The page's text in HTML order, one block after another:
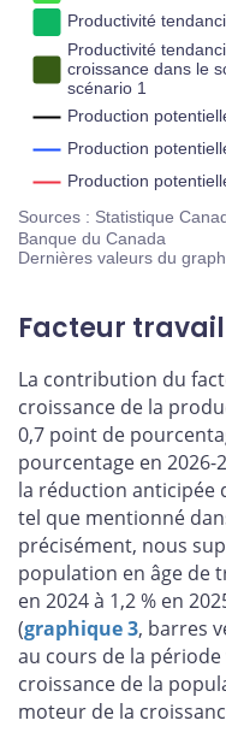
Productivité
Productivité
croissance dans le
scénario 1
Production
Production
Production
Sources : Statistique
Banque du Canada
Dernières valeurs du
Facteur
La contribution du
croissance de la
0,7 point de
pourcentage en
la réduction anticipée
tel que mentionné
précisément, nous
population en âge de
en 2024 à 1,2 % en
(graphique 3, barres
au cours de la
croissance de la
moteur de la